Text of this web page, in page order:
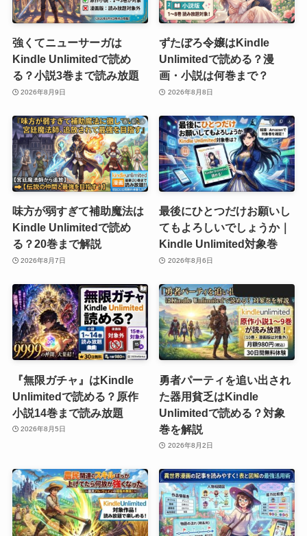
強くてニューサーガは
Kindle Unlimitedで読め
る？小説3巻まで読み放題
2026年8月9日
ずたぼろ令嬢はKindle
Unlimitedで読める？漫
画・小説は何巻まで？
2026年8月8日
味方が弱すぎて補助魔法は
Kindle Unlimitedで読め
る？20巻まで解説
2026年8月7日
最後にひとつだけお願いし
てもよろしいでしょうか｜
Kindle Unlimited対象巻
2026年8月6日
『無限ガチャ』はKindle
Unlimitedで読める？原作
小説14巻まで読み放題
2026年8月5日
勇者パーティを追い出され
た器用貧乏はKindle
Unlimitedで読める？対象
巻を解説
2026年8月2日